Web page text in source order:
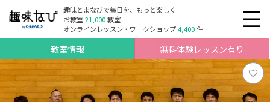
趣味とまなびで毎日を、もっと楽しく
お教室21,000教室
オンラインレッスン・ワークショップ4,400件
教室情報 無料体験レッスン有り